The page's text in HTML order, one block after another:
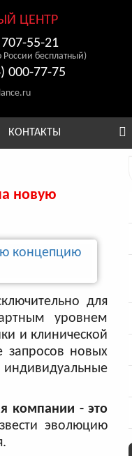
ЦЕНТР
55-21
России бесплатный)
000-77-75
КОНТАКТЫ
новую
для
уровнем
и клинической
запросов новых
компании - это
эволюцию